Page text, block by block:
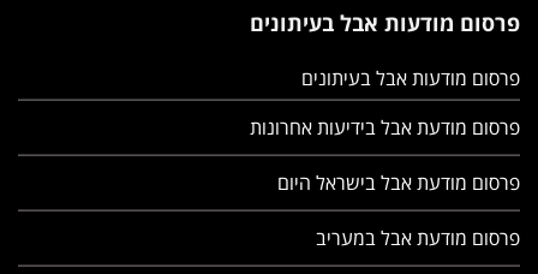
פרסום מודעות אבל בעיתונים
פרסום מודעות אבל בעיתונים
פרסום מודעת אבל בידיעות אחרונות
פרסום מודעת אבל בישראל היום
פרסום מודעת אבל במעריב